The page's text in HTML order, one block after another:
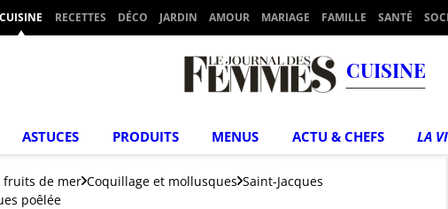
CUISINE RECETTES DÉCO JARDIN AMOUR MARIAGE FAMILLE SANTÉ
CUISINE
ASTUCES PRODUITS MENUS ACTU & CHEFS LA
fruits de mer Coquillage et mollusques Saint-Jacques
poêlée